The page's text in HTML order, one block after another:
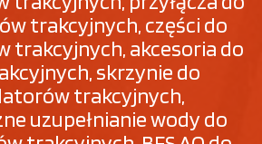
trakcyjnych, części do
trakcyjnych, akcesoria do
skrzynie do
trakcyjnych,
uzupełnianie wody do